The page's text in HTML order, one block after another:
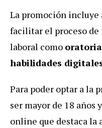
La promoción incluye
facilitar el proceso
laboral como oratoria
habilidades
Para poder optar a la
ser mayor de 18
online que destaca